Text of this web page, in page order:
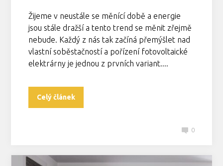
Žijeme v neustále se měnící době a energie
jsou stále dražší a tento trend se měnit zřejmě
nebude. Každý z nás tak začíná přemýšlet nad
vlastní soběstačností a pořízení fotovoltaické
elektrárny je jednou z prvních variant....
Celý článek
0